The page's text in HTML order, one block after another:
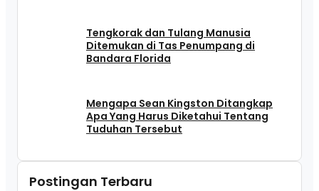
Tengkorak dan Tulang Manusia
Ditemukan di Tas Penumpang di
Bandara Florida
Mengapa Sean Kingston Ditangkap
Apa Yang Harus Diketahui Tentang
Tuduhan Tersebut
Postingan Terbaru